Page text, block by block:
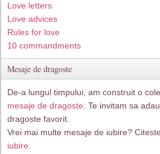
Love letters
Love advices
Rules for love
10 commandments
Mesaje de dragoste
De-a lungul timpului, am construit o
mesaje de dragoste . Te invitam sa
dragoste favorit.
Vrei mai multe mesaje de iubire?
iubire.